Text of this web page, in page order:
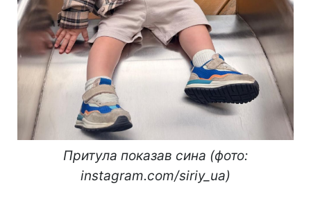
Притула показав сина (фото:
instagram.com/siriy_ua)